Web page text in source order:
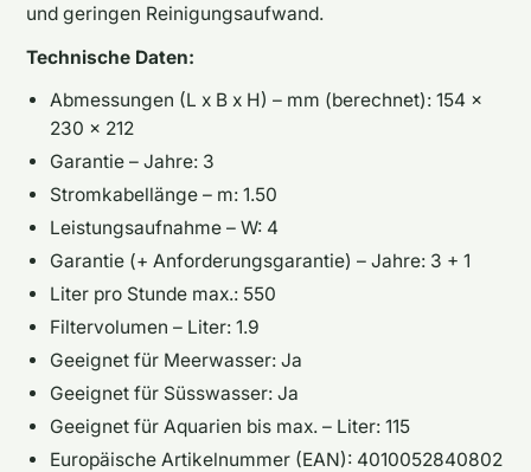
und geringen Reinigungsaufwand.
Technische Daten:
Abmessungen (L x B x H) – mm (berechnet): 154 ×
230 × 212
Garantie – Jahre: 3
Stromkabellänge – m: 1.50
Leistungsaufnahme – W: 4
Garantie (+ Anforderungsgarantie) – Jahre: 3 + 1
Liter pro Stunde max.: 550
Filtervolumen – Liter: 1.9
Geeignet für Meerwasser: Ja
Geeignet für Süsswasser: Ja
Geeignet für Aquarien bis max. – Liter: 115
Europäische Artikelnummer (EAN): 4010052840802